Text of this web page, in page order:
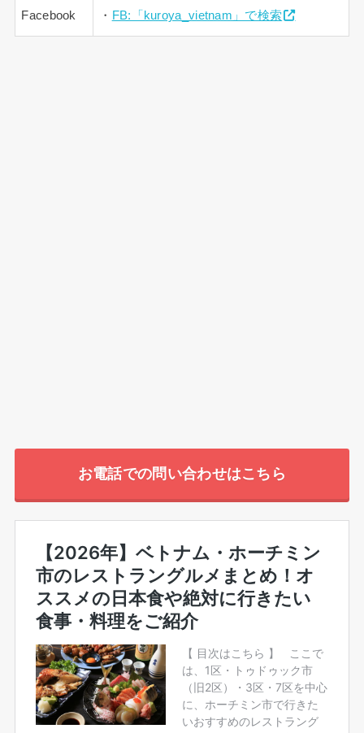
Facebook
・ FB:「kuroya_vietnam」で検索
お電話での問い合わせはこちら